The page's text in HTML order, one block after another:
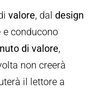
valore, dal design
e conducono
di valore,
non creerà
il lettore a